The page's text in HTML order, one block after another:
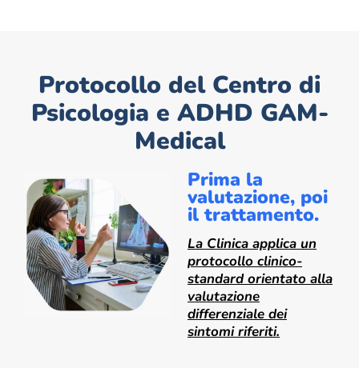
Protocollo del Centro di
Psicologia e ADHD GAM-
Medical
Prima la
valutazione, poi
il trattamento.
La Clinica applica un
protocollo clinico-
standard orientato alla
valutazione
differenziale dei
sintomi riferiti.